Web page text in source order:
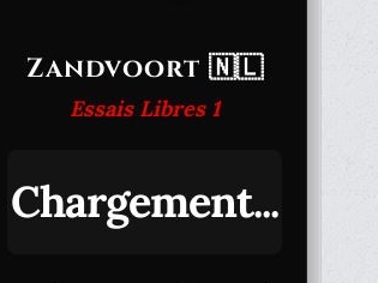
Zandvoort 🇳🇱
Essais Libres 1
Chargement...